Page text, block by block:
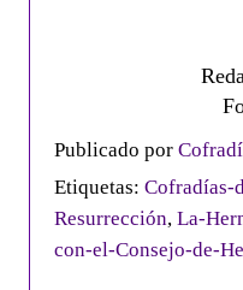
Publicado por
Etiquetas: Cofradías-
Resurrección, La-
con-el-Consejo-de-